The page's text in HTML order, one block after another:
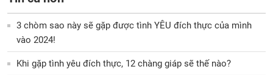
3 chòm sao này sẽ gặp được tình YÊU đích thực của mình
vào 2024!
Khi gặp tình yêu đích thực, 12 chàng giáp sẽ thế nào?